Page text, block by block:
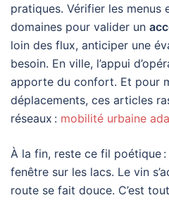
pratiques. Vérifier les menus
domaines pour valider un
loin des flux, anticiper une
besoin. En ville, l’appui
apporte du confort. Et pour
déplacements, ces articles
réseaux : mobilité urbaine
À la fin, reste ce fil poétique
fenêtre sur les lacs. Le vin
route se fait douce. C’est